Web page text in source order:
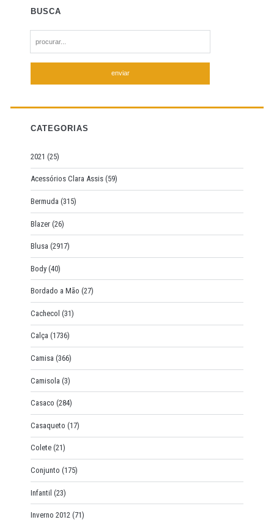
BUSCA
e
h
f
r
:
CATEGORIAS
2021 (25)
Acessórios Clara Assis (59)
Bermuda (315)
Blazer (26)
Blusa (2917)
Body (40)
Bordado a Mão (27)
Cachecol (31)
Calça (1736)
Camisa (366)
Camisola (3)
Casaco (284)
Casaqueto (17)
Colete (21)
Conjunto (175)
Infantil (23)
Inverno 2012 (71)